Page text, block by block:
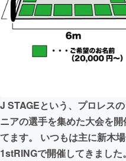
ビジネス・起業
まちづくり・地域
J STAGEという、プロレス
ニアの選手を集めた大会を開
てます。 いつもは主に新木場
1stRINGで開催してきました